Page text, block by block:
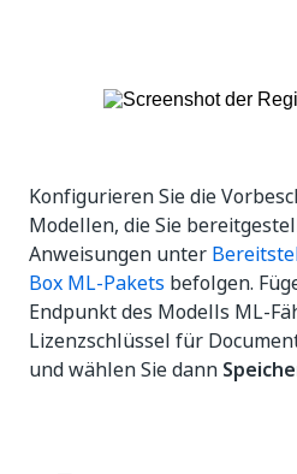
Konfigurieren Sie die
Modellen, die Sie
Anweisungen unter
Box ML-Pakets befolgen.
Endpunkt des Modells ML-
Lizenzschlüssel für
und wählen Sie dann